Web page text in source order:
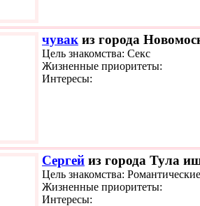
чувак из города
Цель знакомства: Секс
Жизненные приоритеты:
Интересы:
Сергей из города Тула
Цель знакомства:
Жизненные приоритеты:
Интересы: